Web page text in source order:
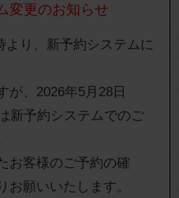
変更のお知らせ
より、新予約システムに
が、2026年5月28日
新予約システムでのご
お客様のご予約の確
お願いいたします。